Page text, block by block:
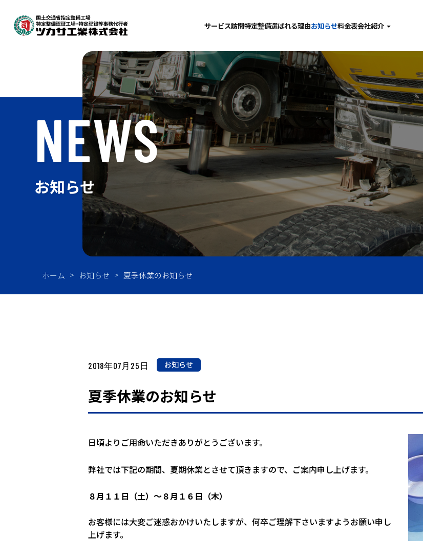
サービス
車検
整備･点検･修理
検査
鈑金･塗装
自動車ガラス
訪問特定整備
油圧ホース製作
訪問特定整備選ばれる理由お知らせ料金表会社紹介
社長あいさつ
会社概要
採用情報
NEWS
お知らせ
ホーム お知らせ 夏季休業のお知らせ
2018年07月25日 お知らせ
夏季休業のお知らせ
日頃よりご用命いただきありがとうございます。
弊社では下記の期間、夏期休業とさせて頂きますので、ご案内申し上げます。
８月１１日（土）～８月１６日（木）
お客様には大変ご迷惑おかけいたしますが、何卒ご理解下さいますようお願い申し
上げます。